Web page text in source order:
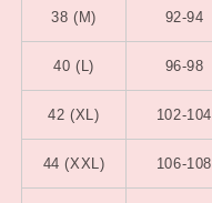
38 (M) 92-94
40 (L) 96-98
42 (XL) 102-104
44 (XXL) 106-108